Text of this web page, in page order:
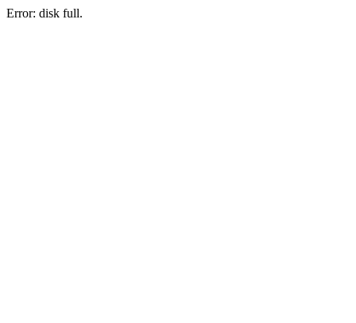
Error: disk full.